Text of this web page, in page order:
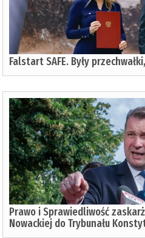
Falstart SAFE. Były
Prawo i Sprawiedliwość
Nowackiej do Trybunału